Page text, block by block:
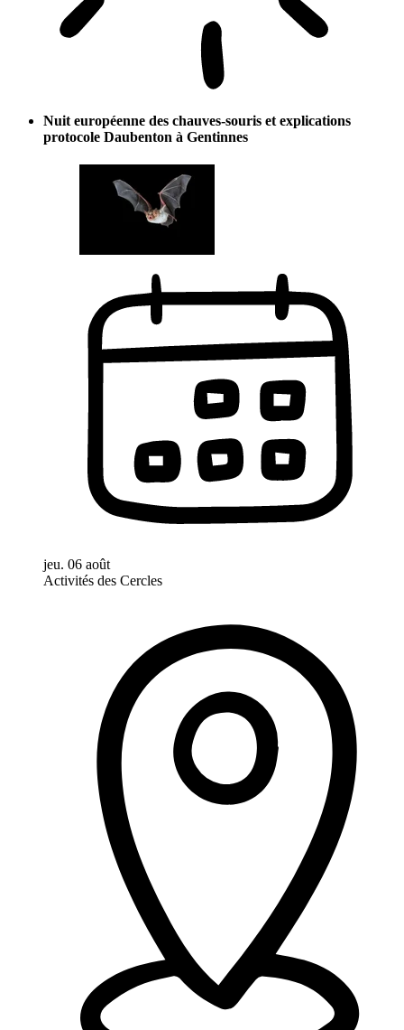
Nuit européenne des chauves-souris et explications
protocole Daubenton à Gentinnes
jeu. 06 août
Activités des Cercles